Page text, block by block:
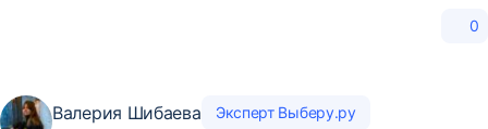
0
Валерия Шибаева
Эксперт Выберу.ру